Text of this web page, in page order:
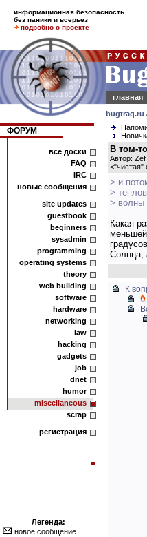
информационная безопасность
без паники и всерьез
подробно о проекте
главная
bugtraq.ru
ФОРУМ
все доски
FAQ
IRC
новые сообщения
site updates
guestbook
beginners
sysadmin
programming
operating systems
theory
web building
software
hardware
networking
law
hacking
gadgets
job
dnet
humor
miscellaneous
scrap
регистрация
Легенда:
новое сообщение
В том-
Автор:
<"чистая"
> и
>
> волны
Какая
Солнца,
К